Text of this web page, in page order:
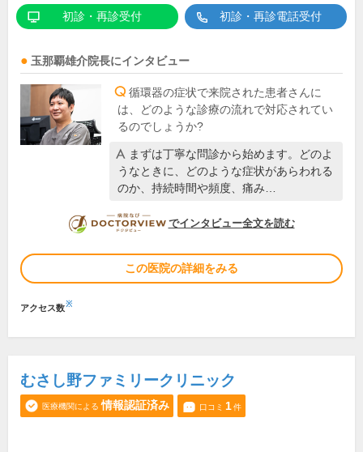
初診・再診受付 初診・再診電話受付
玉那覇雄介院長にインタビュー
循環器の症状で来院された患者さんに
は、どのような診療の流れで対応されてい
るのでしょうか?
まずは丁寧な問診から始めます。どのよ
うなときに、どのような症状があらわれる
のか、持続時間や頻度、痛み…
DOCTORVIEW
でインタビュー全文を読む
この医院の詳細をみる
アクセス数※
むさし野ファミリークリニック
医療機関による 情報認証済み 口コミ 1件